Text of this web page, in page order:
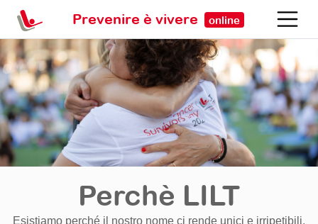
Prevenire è vivere online
Perchè LILT
Esistiamo perché il nostro nome ci rende unici e irripetibili,